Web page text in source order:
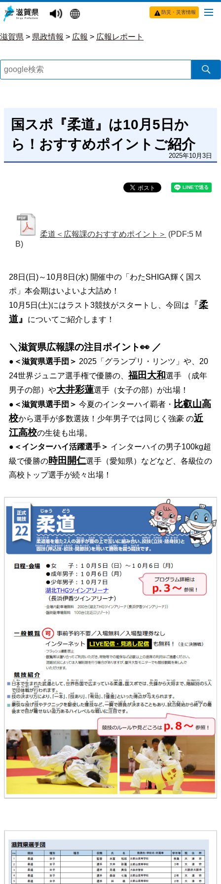
防災・災害情報
滋賀県 > 県政情報 > 広報 > 広報レポート
国スポ『柔道』は10月5日か
ら！おすすめポイントご紹介
2025年10月3日
柔道＜広報課のおすすめポイント＞ (PDF:5 M
B)
28日(日)～10月8日(水) 開催中の「わたSHIGA輝く国ス
ポ」本会期はいよいよ大詰め！
10月5日(土)にはラスト3競技がスタートし、今回は
『柔
道』 についてご紹介します！
＼滋賀県広報課の注目ポイント👀 ／
● ＜滋賀県選手団＞ 2025「グランプリ・リンツ」や、20
24世界ジュニア選手権で優勝の、福田大和選手 （成年
男子の部）や大井彩蓮選手（女子の部）が出場！
● ＜滋賀県選手団＞ 今夏のインターハイ覇者・ 比叡山高
校から選手が多数選抜！少年男子では同じく強豪 の近
江高校の生徒も出場。
● ＜インターハイ活躍選手＞ インターハイの男子100kg超
級で優勝の時田開仁選手（愛知県）などなど、各級位の
高校トップ選手が続々出場！